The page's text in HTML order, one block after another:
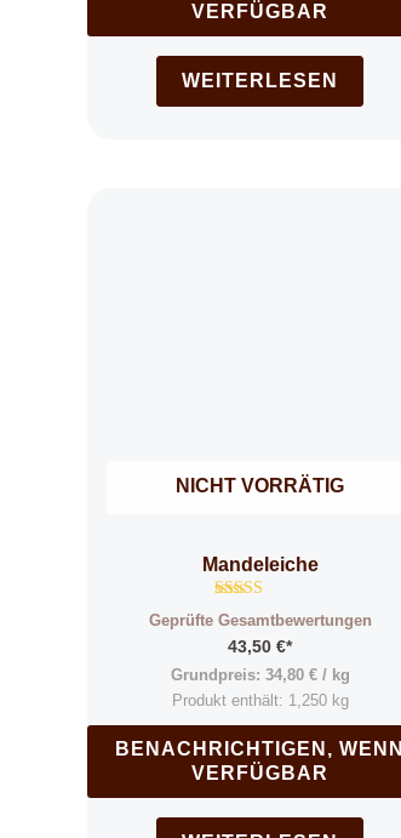
VERFÜGBAR
WEITERLESEN
NICHT VORRÄTIG
Mandeleiche
Bewertet mit
5.00
von 5
Geprüfte Gesamtbewertungen
43,50 €*
Grundpreis: 34,80 €/ kg
Produkt enthält: 1,250 kg
BENACHRICHTIGEN, WENN
VERFÜGBAR